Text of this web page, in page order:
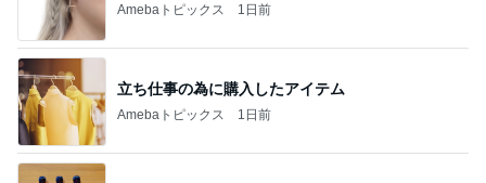
Amebaトピックス 1日前
立ち仕事の為に購入したアイテム
Amebaトピックス 1日前